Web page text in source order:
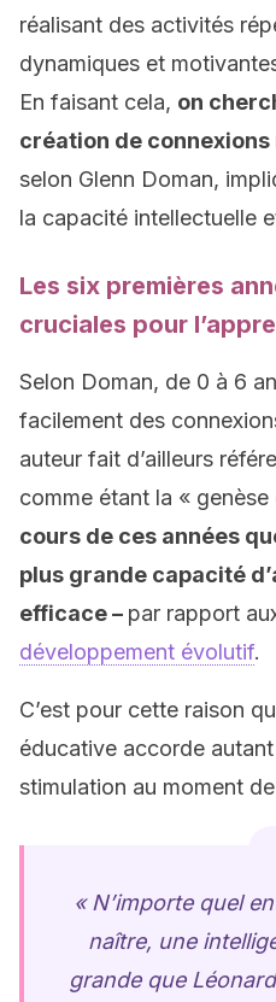
réalisant des activités
dynamiques et
En faisant cela, on
création de connexions
selon Glenn Doman,
la capacité intellectuelle
Les six premières
cruciales pour
Selon Doman, de 0 à 6
facilement des
auteur fait d’ailleurs
comme étant la «
cours de ces années
plus grande capacité
efficace – par rapport
développement évolutif.
C’est pour cette raison
éducative accorde
stimulation au moment
« N’importe quel
naître, une
grande que